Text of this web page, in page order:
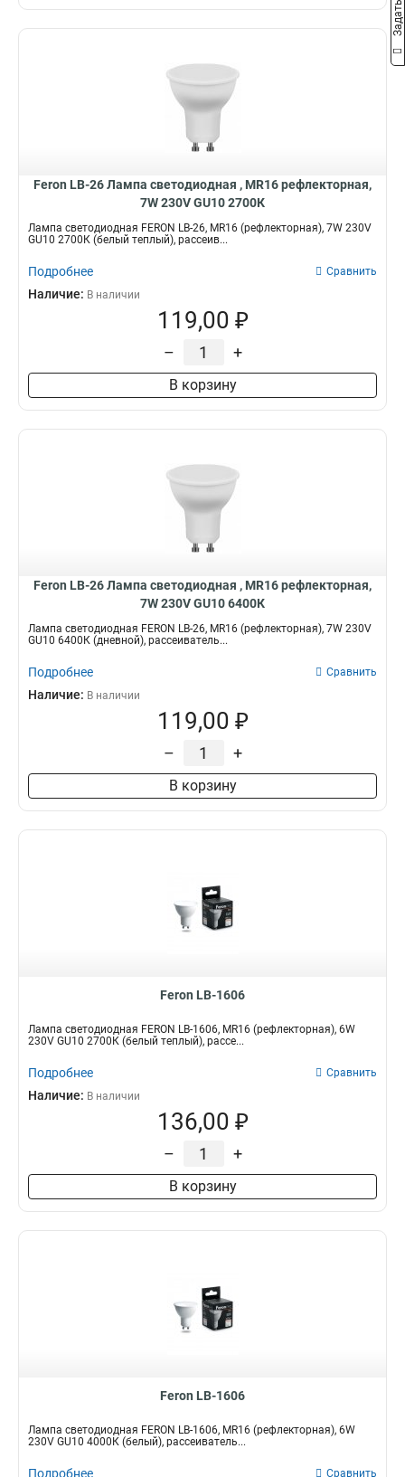
Feron LB-26 Лампа светодиодная , MR16 рефлекторная,
7W 230V GU10 2700К
Лампа светодиодная FERON LB-26, MR16 (рефлекторная), 7W 230V
GU10 2700К (белый теплый), рассеив...
Подробнее Сравнить
Наличие: В наличии
119,00 ₽
– +
В корзину
Feron LB-26 Лампа светодиодная , MR16 рефлекторная,
7W 230V GU10 6400К
Лампа светодиодная FERON LB-26, MR16 (рефлекторная), 7W 230V
GU10 6400К (дневной), рассеиватель...
Подробнее Сравнить
Наличие: В наличии
119,00 ₽
– +
В корзину
Feron LB-1606
Лампа светодиодная FERON LB-1606, MR16 (рефлекторная), 6W
230V GU10 2700К (белый теплый), рассе...
Подробнее Сравнить
Наличие: В наличии
136,00 ₽
– +
В корзину
Feron LB-1606
Лампа светодиодная FERON LB-1606, MR16 (рефлекторная), 6W
230V GU10 4000К (белый), рассеиватель...
Подробнее Сравнить